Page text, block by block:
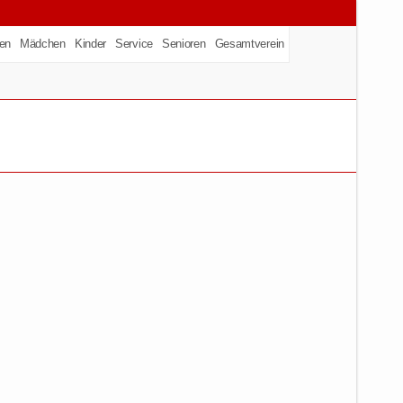
Mädchen Kinder Service Senioren Gesamtverein